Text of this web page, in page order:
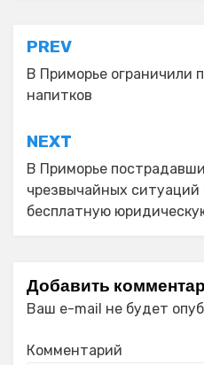
Навигация
по
записям
PREV
В Приморье ограничили
напитков
NEXT
В Приморье
чрезвычайных ситуаций
бесплатную
Добавить
Ваш e-mail не будет
Комментарий